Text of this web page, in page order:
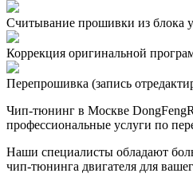
Считывание прошивки из блока
Коррекция оригинальной
Перепрошивка (запись
Чип-тюнинг в Москве
профессиональные услуги по
Наши специалисты обладают
чип-тюнинга двигателя для